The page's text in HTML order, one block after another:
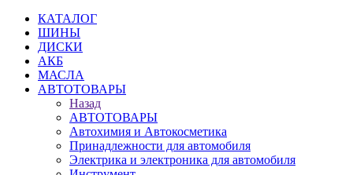
КАТАЛОГ
ШИНЫ
ДИСКИ
АКБ
МАСЛА
АВТОТОВАРЫ
Назад
АВТОТОВАРЫ
Автохимия и Автокосметика
Принадлежности для автомобиля
Электрика и электроника для автомобиля